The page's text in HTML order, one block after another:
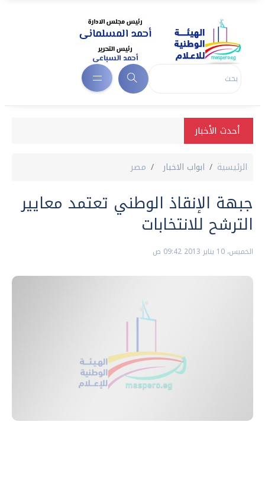
أحدث الأخبار
الرئيسية ابواب الاخبار مصر
جبهة الإنقاذ الوطني تعتمد معايير
الترشح للانتخابات
الخميس، 10 يناير 2013 09:42 ص